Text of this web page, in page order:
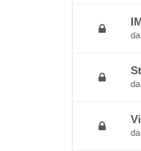
da
da
da